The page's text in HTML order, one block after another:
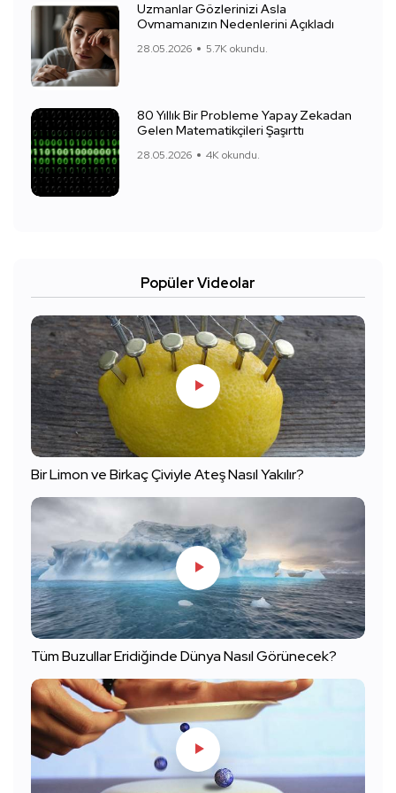
Uzmanlar Gözlerinizi Asla
Ovmamanızın Nedenlerini Açıkladı
28.05.2026 5.7K okundu.
80 Yıllık Bir Probleme Yapay Zekadan
Gelen Matematikçileri Şaşırttı
28.05.2026 4K okundu.
Popüler Videolar
Bir Limon ve Birkaç Çiviyle Ateş Nasıl Yakılır?
Tüm Buzullar Eridiğinde Dünya Nasıl Görünecek?